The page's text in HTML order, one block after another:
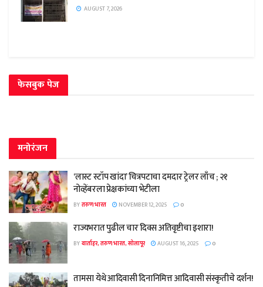
AUGUST 7, 2026
फेसबुक पेज
मनोरंजन
‘लास्ट स्टॉप खांदा’ चित्रपटाचा दमदार ट्रेलर लाँच ; २१
नोव्हेंबरला प्रेक्षकांच्या भेटीला
BYतरुण भारत NOVEMBER 12, 2025 0
राज्यभरात पुढील चार दिवस अतिवृष्टीचा इशारा!
BYवार्ताहर, तरुण भारत, सोलापूर AUGUST 16, 2025 0
तामसा येथे आदिवासी दिनानिमित्त आदिवासी संस्कृतीचे दर्शन!